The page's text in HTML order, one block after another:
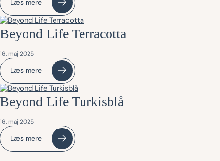
Læs mere
Beyond Life Terracotta
16. maj 2025
Læs mere
Beyond Life Turkisblå
16. maj 2025
Læs mere